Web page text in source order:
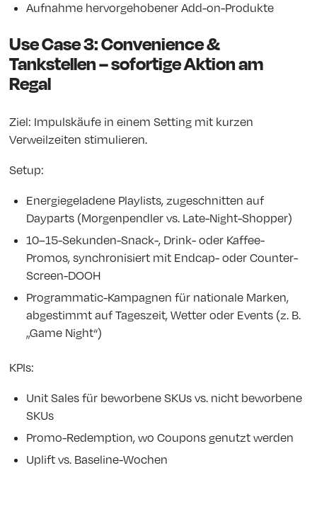
Aufnahme hervorgehobener Add-on-Produkte
Use Case 3: Convenience &
Tankstellen – sofortige Aktion am
Regal
Ziel: Impulskäufe in einem Setting mit kurzen
Verweilzeiten stimulieren.
Setup:
Energiegeladene Playlists, zugeschnitten auf
Dayparts (Morgenpendler vs. Late-Night-Shopper)
10–15-Sekunden-Snack-, Drink- oder Kaffee-
Promos, synchronisiert mit Endcap- oder Counter-
Screen-DOOH
Programmatic-Kampagnen für nationale Marken,
abgestimmt auf Tageszeit, Wetter oder Events (z. B.
„Game Night“)
KPIs:
Unit Sales für beworbene SKUs vs. nicht beworbene
SKUs
Promo-Redemption, wo Coupons genutzt werden
Uplift vs. Baseline-Wochen